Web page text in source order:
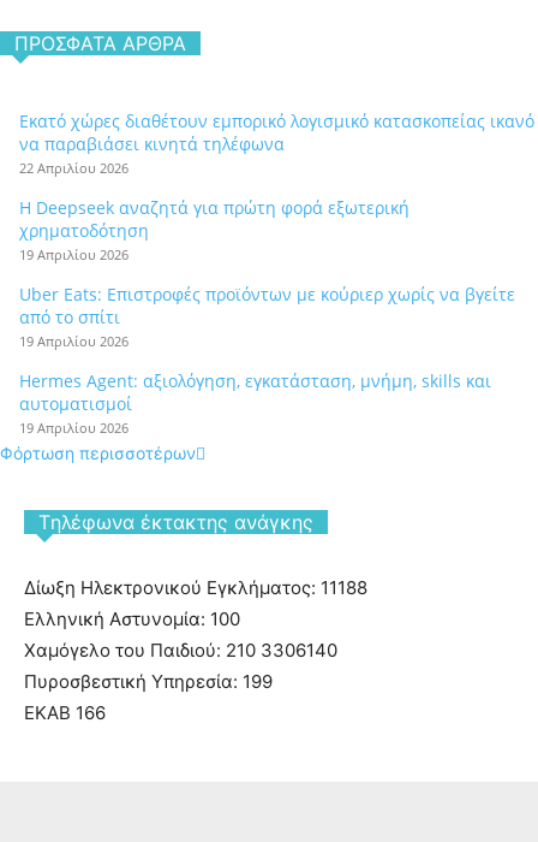
ΠΡΌΣΦΑΤΑ ΆΡΘΡΑ
Εκατό χώρες διαθέτουν εμπορικό λογισμικό κατασκοπείας ικανό
να παραβιάσει κινητά τηλέφωνα
22 Απριλίου 2026
Η Deepseek αναζητά για πρώτη φορά εξωτερική
χρηματοδότηση
19 Απριλίου 2026
Uber Eats: Επιστροφές προϊόντων με κούριερ χωρίς να βγείτε
από το σπίτι
19 Απριλίου 2026
Hermes Agent: αξιολόγηση, εγκατάσταση, μνήμη, skills και
αυτοματισμοί
19 Απριλίου 2026
Φόρτωση περισσοτέρων
Tηλέφωνα έκτακτης ανάγκης
Δίωξη Ηλεκτρονικού Εγκλήματος: 11188
Ελληνική Αστυνομία: 100
Χαμόγελο του Παιδιού: 210 3306140
Πυροσβεστική Υπηρεσία: 199
ΕΚΑΒ 166